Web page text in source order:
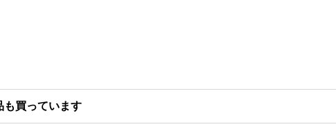
も買っています